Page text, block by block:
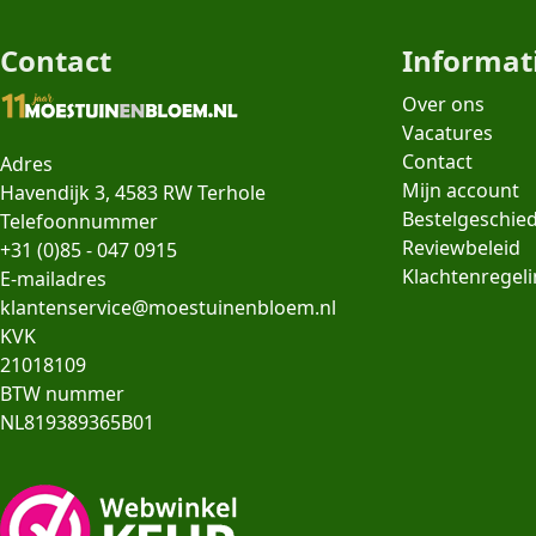
Contact
Adres
Havendijk 3, 4583 RW Terhole
Telefoonnummer
+31 (0)85 - 047 0915
E-mailadres
klantenservice@moestuinenbloem.nl
KVK
21018109
BTW nummer
NL819389365B01
Over ons
Vacatures
Contact
Mijn account
Reviewbeleid